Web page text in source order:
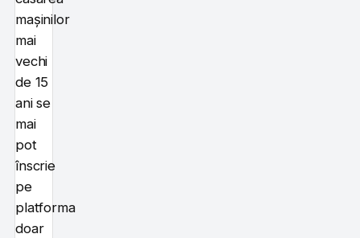
mașinilor
mai
vechi
de 15
ani se
mai
pot
înscrie
pe
platforma
doar